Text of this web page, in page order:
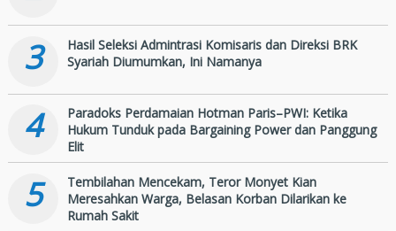
3
Hasil Seleksi Admintrasi Komisaris dan Direksi BRK
Syariah Diumumkan, Ini Namanya
4
Paradoks Perdamaian Hotman Paris–PWI: Ketika
Hukum Tunduk pada Bargaining Power dan Panggung
Elit
5
Tembilahan Mencekam, Teror Monyet Kian
Meresahkan Warga, Belasan Korban Dilarikan ke
Rumah Sakit